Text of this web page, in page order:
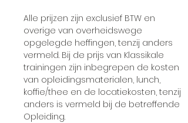
Alle prijzen zijn exclusief BTW en
overige van overheidswege
opgelegde heffingen, tenzij anders
vermeld. Bij de prijs van Klassikale
trainingen zijn inbegrepen de kosten
van opleidingsmaterialen, lunch,
koffie/thee en de locatiekosten, tenzij
anders is vermeld bij de betreffende
Opleiding.